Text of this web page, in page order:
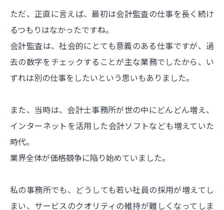
ただ、正直に言えば、最初は会計監査の仕事を長く続け
るつもりはなかったですね。
会計監査は、社会的にとても意義のある仕事ですが、過
去の数字をチェックすることが主な業務でしたから、い
ずれは別の仕事をしたいという思いもありました。
また、当時は、会計士事務所が世の中にどんどん増え、
インターネットを活用した会計ソフトなども増えていた
時代。
業界全体が価格競争に陥り始めていました。
私の事務所でも、どうしても若い社員の採用が増えてし
まい、サービスのクオリティの維持が難しくなってしま